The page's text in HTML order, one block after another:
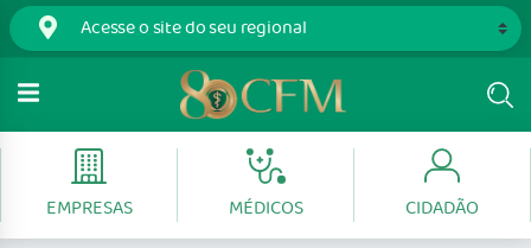
EMPRESAS MÉDICOS CIDADÃO